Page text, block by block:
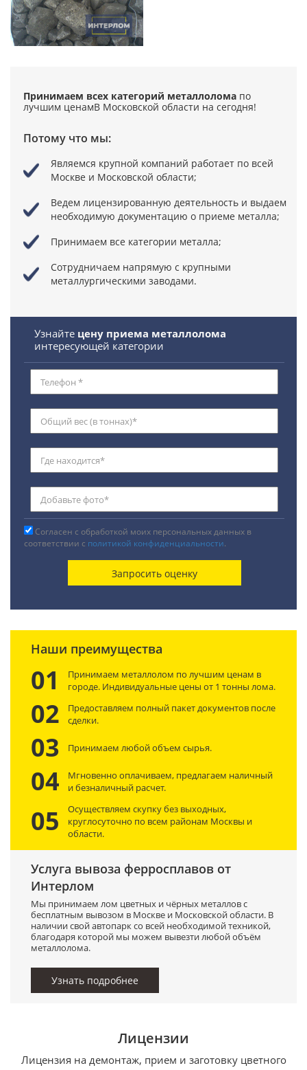
Принимаем всех категорий металлолома по
лучшим ценамВ Московской области на сегодня!
Потому что мы:
Являемся крупной компаний работает по всей
Москве и Московской области;
Ведем лицензированную деятельность и выдаем
необходимую документацию о приеме металла;
Принимаем все категории металла;
Сотрудничаем напрямую с крупными
металлургическими заводами.
Узнайте цену приема металлолома
интересующей категории
Согласен с обработкой моих персональных данных в
соответствии с политикой конфиденциальности.
Наши преимущества
01
Принимаем металлолом по лучшим ценам в
городе. Индивидуальные цены от 1 тонны лома.
02
Предоставляем полный пакет документов после
сделки.
03 Принимаем любой объем сырья.
04
Мгновенно оплачиваем, предлагаем наличный
и безналичный расчет.
05
Осуществляем скупку без выходных,
круглосуточно по всем районам Москвы и
области.
Услуга вывоза ферросплавов от
Интерлом
Мы принимаем лом цветных и чёрных металлов с
бесплатным вывозом в Москве и Московской области. В
наличии свой автопарк со всей необходимой техникой,
благодаря которой мы можем вывезти любой объём
металлолома.
Узнать подробнее
Лицензии
Лицензия на демонтаж, прием и заготовку цветного